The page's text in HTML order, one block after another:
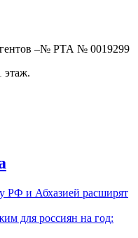
–№ РТА № 0019299
этаж.
РФ и Абхазией расширят
для россиян на год: